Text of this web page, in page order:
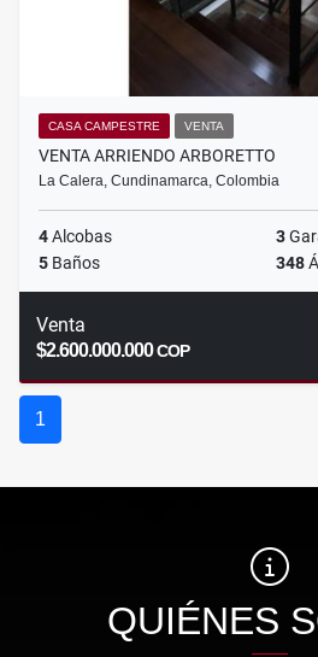
CASA CAMPESTRE VENTA
VENTA ARRIENDO ARBORETTO
La Calera, Cundinamarca, Colombia
4Alcobas 3
5 Baños 348
Venta
$2.600.000.000COP
1
QUIÉNES